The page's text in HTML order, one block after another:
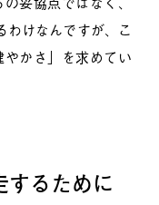
わけなんですが、こ
かさ」を求めてい
するために